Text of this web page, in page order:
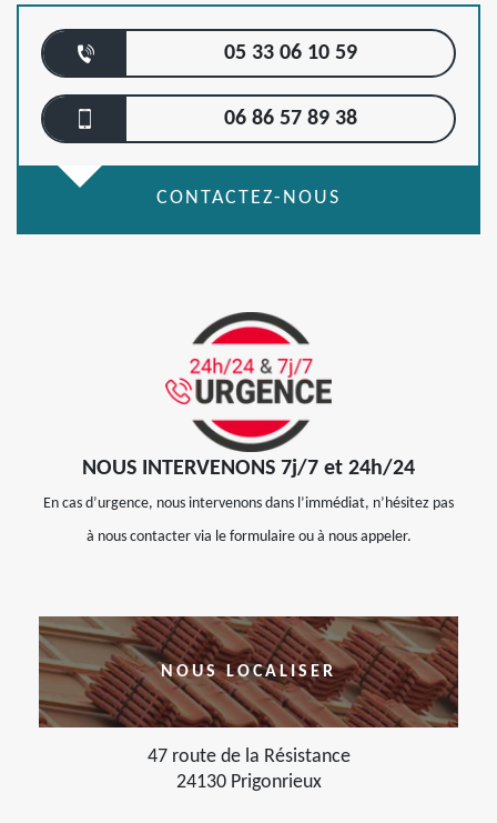
05 33 06 10 59
06 86 57 89 38
CONTACTEZ-NOUS
NOUS INTERVENONS 7j/7 et 24h/24
En cas d’urgence, nous intervenons dans l’immédiat, n’hésitez pas
à nous contacter via le formulaire ou à nous appeler.
NOUS LOCALISER
47 route de la Résistance
24130 Prigonrieux